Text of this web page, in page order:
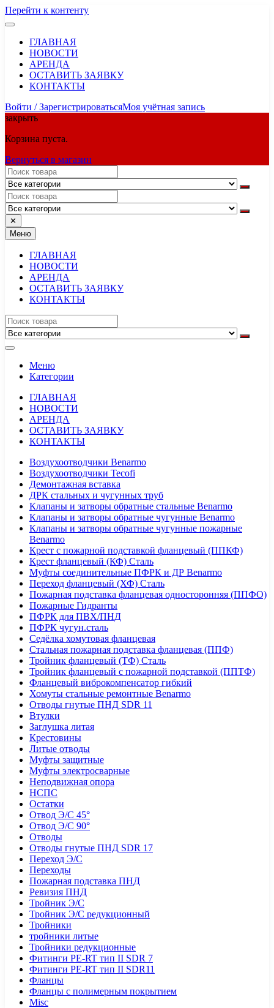
Перейти к контенту
ГЛАВНАЯ
НОВОСТИ
АРЕНДА
ОСТАВИТЬ ЗАЯВКУ
КОНТАКТЫ
Войти / ЗарегистрироватьсяМоя учётная запись
закрыть
Корзина пуста.
Вернуться в магазин
✕
Меню
ГЛАВНАЯ
НОВОСТИ
АРЕНДА
ОСТАВИТЬ ЗАЯВКУ
КОНТАКТЫ
Меню
Категории
ГЛАВНАЯ
НОВОСТИ
АРЕНДА
ОСТАВИТЬ ЗАЯВКУ
КОНТАКТЫ
Воздухоотводчики Benarmo
Воздухоотводчики Tecofi
Демонтажная вставка
ДРК стальных и чугунных труб
Клапаны и затворы обратные стальные Benarmo
Клапаны и затворы обратные чугунные Benarmo
Клапаны и затворы обратные чугунные пожарные
Benarmo
Крест с пожарной подставкой фланцевый (ППКФ)
Крест фланцевый (КФ) Сталь
Муфты соединительные ПФРК и ДР Benarmo
Переход фланцевый (ХФ) Сталь
Пожарная подставка фланцевая односторонняя (ППФО)
Пожарные Гидранты
ПФРК для ПВХ/ПНД
ПФРК чугун.сталь
Седёлка хомутовая фланцевая
Стальная пожарная подставка фланцевая (ППФ)
Тройник фланцевый (ТФ) Сталь
Тройник фланцевый с пожарной подставкой (ППТФ)
Фланцевый виброкомпенсатор гибкий
Хомуты стальные ремонтные Benarmo
Отводы гнутые ПНД SDR 11
Втулки
Заглушка литая
Крестовины
Литые отводы
Муфты защитные
Муфты электросварные
Неподвижная опора
НСПС
Остатки
Отвод Э/С 45°
Отвод Э/С 90°
Отводы
Отводы гнутые ПНД SDR 17
Переход Э/С
Переходы
Пожарная подставка ПНД
Ревизия ПНД
Тройник Э/С
Тройник Э/С редукционный
Тройники
тройники литые
Тройники редукционные
Фитинги PE-RT тип II SDR 7
Фитинги PE-RT тип II SDR11
Фланцы
Фланцы с полимерным покрытием
Misc